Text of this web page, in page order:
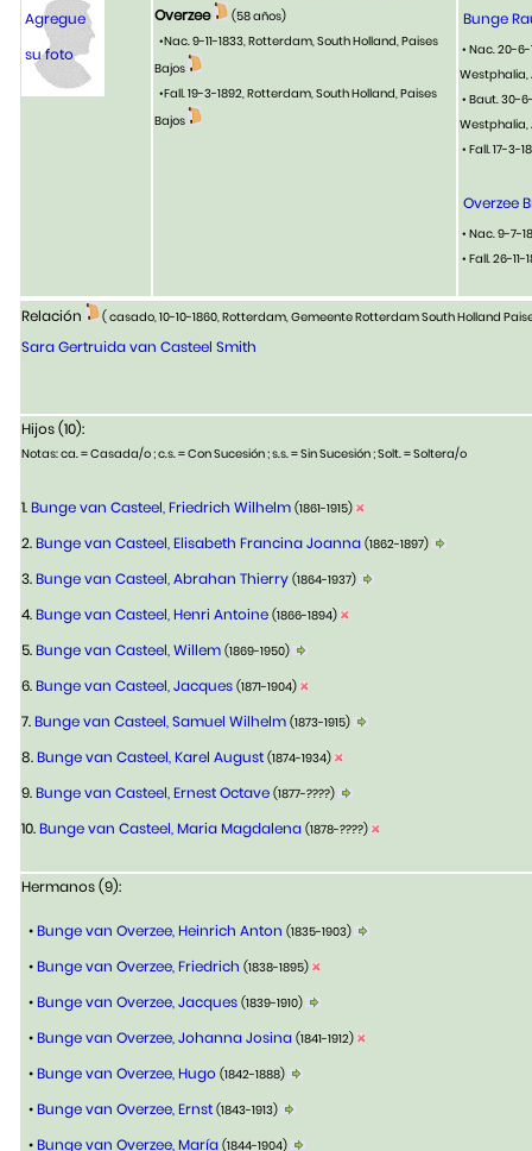
Agregue
su foto
Overzee
(58 años)
•Nac. 9-11-1833, Rotterdam, South Holland, Paises
Bajos
•Fall. 19-3-1892, Rotterdam, South Holland, Paises
Bajos
Bunge
• Nac. 20-
• Baut. 30-
• Fall. 17-3-
Overzee
• Nac. 9-7-
• Fall. 26-11-
Relación ( casado, 10-10-1860, Rotterdam, Gemeente Rotterdam South Holland
Sara Gertruida van Casteel Smith
Hijos (10):
Notas: ca. = Casada/o ; c.s. = Con Sucesión ; s.s. = Sin Sucesión ; Solt. = Soltera/o
1.Bunge van Casteel, Friedrich Wilhelm (1861-1915)
2.Bunge van Casteel, Elisabeth Francina Joanna (1862-1897)
3.Bunge van Casteel, Abrahan Thierry (1864-1937)
4.Bunge van Casteel, Henri Antoine (1866-1894)
5.Bunge van Casteel, Willem (1869-1950)
6.Bunge van Casteel, Jacques (1871-1904)
7.Bunge van Casteel, Samuel Wilhelm (1873-1915)
8.Bunge van Casteel, Karel August (1874-1934)
9.Bunge van Casteel, Ernest Octave (1877-????)
10.Bunge van Casteel, Maria Magdalena (1878-????)
Hermanos (9):
•Bunge van Overzee, Heinrich Anton (1835-1903)
•Bunge van Overzee, Friedrich (1838-1895)
•Bunge van Overzee, Jacques (1839-1910)
•Bunge van Overzee, Johanna Josina (1841-1912)
•Bunge van Overzee, Hugo (1842-1888)
•Bunge van Overzee, Ernst (1843-1913)
•Bunge van Overzee, María (1844-1904)